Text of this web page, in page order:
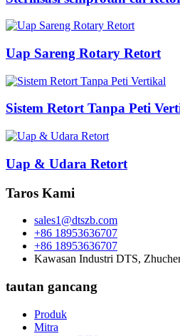
Uap Sareng Rotary Retort
Sistem Retort Tanpa Peti
Uap & Udara Retort
Taros Kami
sales1@dtszb.com
+86 18953636707
+86 18953636707
Kawasan Industri DTS,
tautan gancang
Produk
Mitra